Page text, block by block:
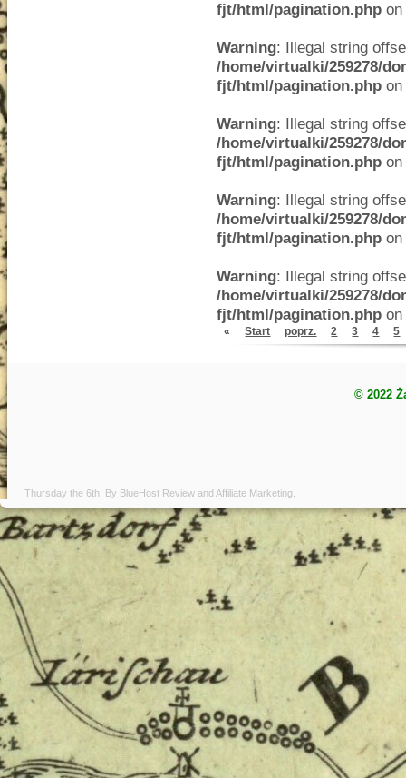
fjt/html/pagination.php
Warning: Illegal string
/home/virtualki/259278/
fjt/html/pagination.php
Warning: Illegal string
/home/virtualki/259278/
fjt/html/pagination.php
Warning: Illegal string
/home/virtualki/259278/
fjt/html/pagination.php
Warning: Illegal string
/home/virtualki/259278/
fjt/html/pagination.php
« Start poprz. 2 3 4 5
© 2022
Thursday the 6th. By BlueHost Review andAffiliate Marketing